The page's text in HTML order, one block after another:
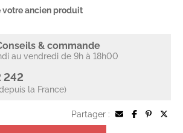
votre ancien produit
& commande
au vendredi de 9h à 18h00
242
la France)
Partager :